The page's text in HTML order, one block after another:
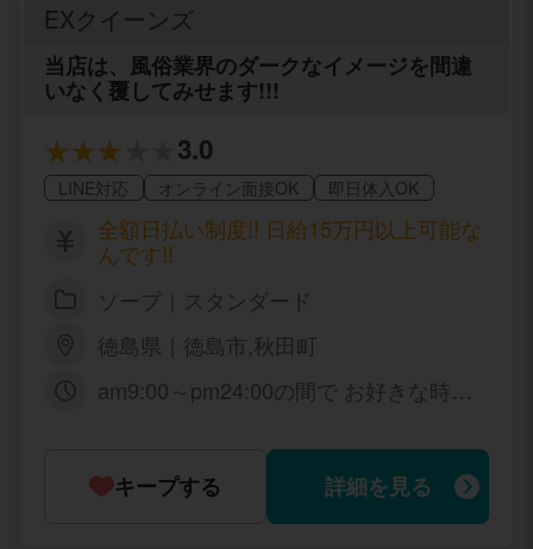
性は徳島には大勢いますよ！ ③FTM、F
TX、ボーイッシュさん募集 トランスち
っくなアナタを募集しております☆ コス
プレや男装がお好きな方も大歓迎です！
ルバンドが好きな方、アニメやゲームが
好きな方 好きなものにもっとお金が使え
るようになりませんか？ ～～～～～ 店
舗運営スタッフも募集中！ デリバリー店
舗運営スタッフ └ 電話応対、女性面接、
店舗運営にかかわる業務全般 ◆20歳以
上～50代歓迎！学歴、職歴、年齢、特に
勤務時間 ◆12:00～翌1:00の間休憩は自
タート＋利益歩合 日給８０００円～１
末年始休み ※基本的には自由です。
EXクイーンズ
当店は、風俗業界のダークなイメージを間違
いなく覆してみせます!!!
3.0
LINE対応 オンライン面接OK 即日体入OK
全額日払い制度!! 日給15万円以上可能な
んです!!
ソープ｜スタンダード
徳島県｜徳島市,秋田町
am9:00～pm24:00の間で お好きな時
キープする
詳細を見る